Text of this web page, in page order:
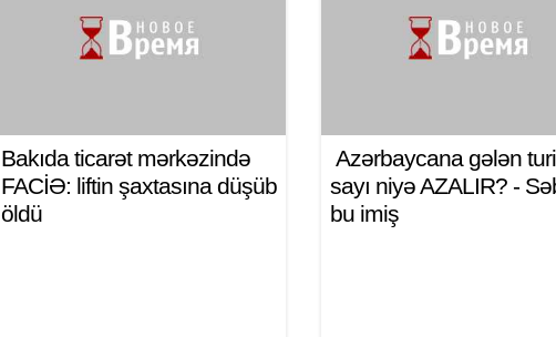
Bakıda ticarət mərkəzində
FACİƏ: liftin şaxtasına düşüb
öldü
Azərbaycana gələn
sayı niyə AZALIR? -
bu imiş